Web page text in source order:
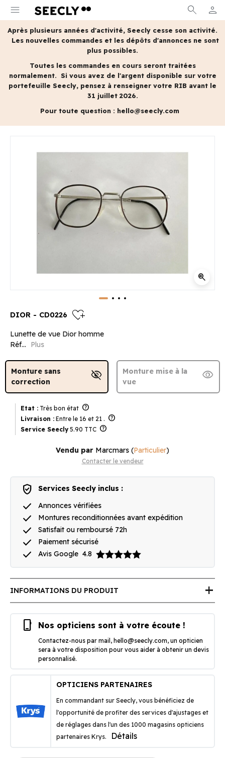
menu search person
MON
Après plusieurs années d'activité, Seecly cesse son activité.
Les nouvelles commandes et les dépôts d'annonces ne sont
plus possibles.
Toutes les commandes en cours seront traitées
normalement. Si vous avez de l'argent disponible sur votre
portefeuille Seecly, pensez à renseigner votre RIB avant le
31 juillet 2026.
Pour toute question : hello@seecly.com
zoom_in
DIOR - CD0226 heart_plus
Lunette de vue Dior homme
Réf...
Plus
Monture sans
correction
visibility_off
Monture mise à la
vue
visibility
Etat : Très bon état help
Livraison : Entre le 16 et 21 . help
Service Seecly 5.90 TTC help
Vendu par Marcmars (Particulier)
Contacter le vendeur
verified_user Services Seecly inclus :
done Annonces vérifiées
done Montures reconditionnées avant expédition
done Satisfait ou remboursé 72h
done Paiement sécurisé
done Avis Google 4.8
INFORMATIONS DU PRODUIT add
phone_iphone Nos opticiens sont à votre écoute !
Contactez-nous par mail, hello@seecly.com, un opticien
sera à votre disposition pour vous aider à obtenir un devis
personnalisé.
OPTICIENS PARTENAIRES
En commandant sur Seecly, vous bénéficiez de
l'opportunité de profiter des services d'ajustages et
de réglages dans l'un des 1000 magasins opticiens
partenaires Krys.
Détails